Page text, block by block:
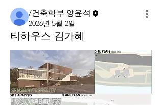
/건축학부 양윤석
2026년 5월 2일
티하우스 김가혜